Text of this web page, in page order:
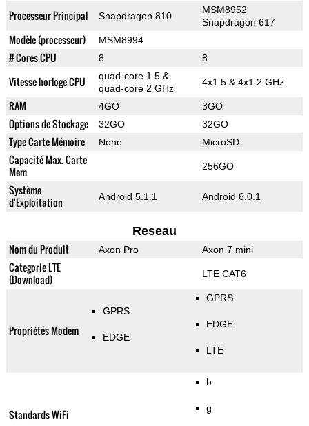
Processeur Principal Snapdragon 810
MSM8952
Snapdragon 617
Modèle (processeur) MSM8994
# Cores CPU 8 8
Vitesse horloge CPU
quad-core 1.5 &
quad-core 2 GHz
4x1.5 & 4x1.2 GHz
RAM 4GO 3GO
Options de Stockage 32GO 32GO
Type Carte Mémoire None MicroSD
Capacité Max. Carte
Mem
256GO
Système
d'Exploitation
Android 5.1.1 Android 6.0.1
Reseau
Nom du Produit Axon Pro Axon 7 mini
Categorie LTE
(Download)
LTE CAT6
Propriétés Modem
GPRS
EDGE
GPRS
EDGE
LTE
Standards WiFi
b
g